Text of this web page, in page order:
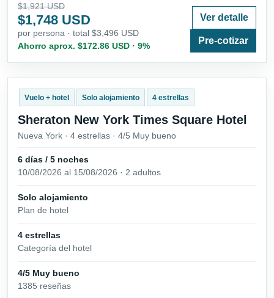
$1,921 USD
$1,748 USD
por persona · total $3,496 USD
Ahorro aprox. $172.86 USD · 9%
Ver detalle
Pre-cotizar
Vuelo + hotel Solo alojamiento 4 estrellas
Sheraton New York Times Square Hotel
Nueva York · 4 estrellas · 4/5 Muy bueno
6 días / 5 noches
10/08/2026 al 15/08/2026 · 2 adultos
Solo alojamiento
Plan de hotel
4 estrellas
Categoría del hotel
4/5 Muy bueno
1385 reseñas